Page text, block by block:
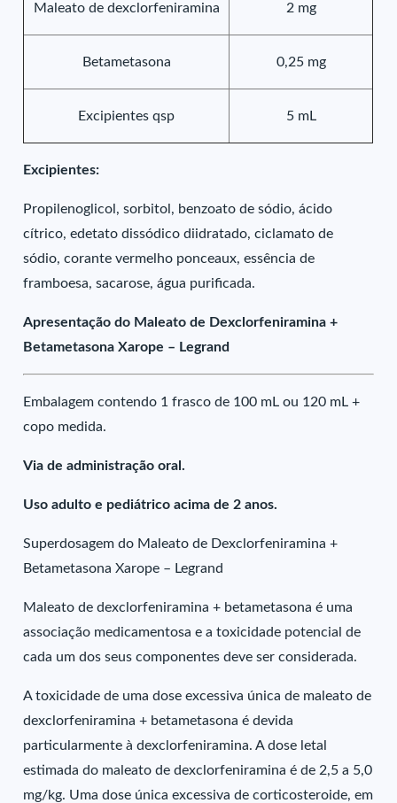
Maleato de dexclorfeniramina 2 mg
Betametasona 0,25 mg
Excipientes qsp 5 mL
Excipientes:
Propilenoglicol, sorbitol, benzoato de sódio, ácido
cítrico, edetato dissódico diidratado, ciclamato de
sódio, corante vermelho ponceaux, essência de
framboesa, sacarose, água purificada.
Apresentação do Maleato de Dexclorfeniramina +
Betametasona Xarope – Legrand
Embalagem contendo 1 frasco de 100 mL ou 120 mL +
copo medida.
Via de administração oral.
Uso adulto e pediátrico acima de 2 anos.
Superdosagem do Maleato de Dexclorfeniramina +
Betametasona Xarope – Legrand
Maleato de dexclorfeniramina + betametasona é uma
associação medicamentosa e a toxicidade potencial de
cada um dos seus componentes deve ser considerada.
A toxicidade de uma dose excessiva única de maleato de
dexclorfeniramina + betametasona é devida
particularmente à dexclorfeniramina. A dose letal
estimada do maleato de dexclorfeniramina é de 2,5 a 5,0
mg/kg. Uma dose única excessiva de corticosteroide, em